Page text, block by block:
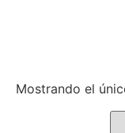
Mostrando el